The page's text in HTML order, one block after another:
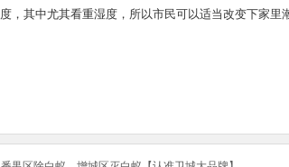
，其中尤其看重湿度，所以市民可以适当改变下家里